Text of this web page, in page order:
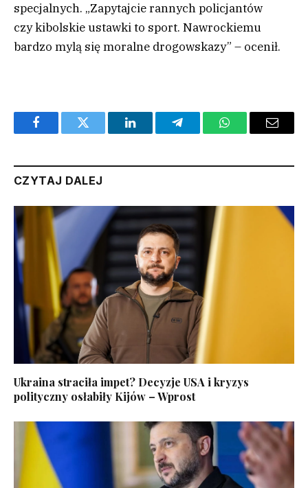
specjalnych. „Zapytajcie rannych policjantów
czy kibolskie ustawki to sport. Nawrockiemu
bardzo mylą się moralne drogowskazy” – ocenił.
FacebookTwitter LinkedInTelegramWhatsAppEmail
CZYTAJ DALEJ
Ukraina straciła impet? Decyzje USA i kryzys
polityczny osłabiły Kijów – Wprost